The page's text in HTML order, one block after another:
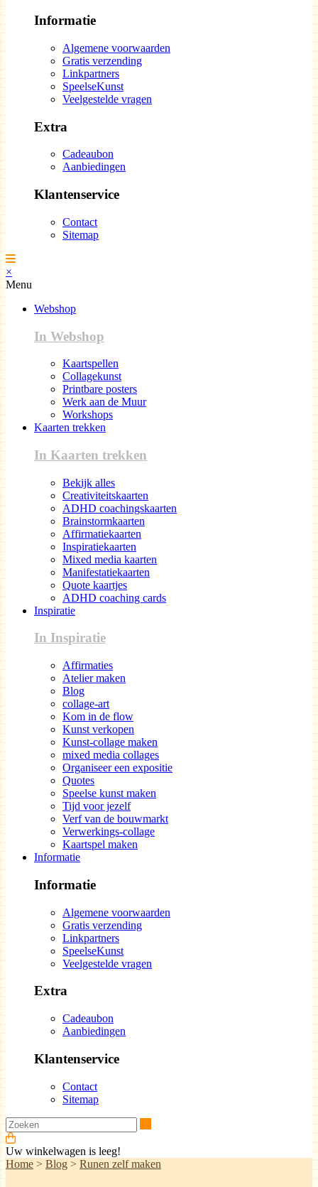
Informatie
Algemene voorwaarden
Gratis verzending
Linkpartners
SpeelseKunst
Veelgestelde vragen
Extra
Cadeaubon
Aanbiedingen
Klantenservice
Contact
Sitemap
×
Menu
Webshop
In Webshop
Kaartspellen
Collagekunst
Printbare posters
Werk aan de Muur
Workshops
Kaarten trekken
In Kaarten trekken
Bekijk alles
Creativiteitskaarten
ADHD coachingskaarten
Brainstormkaarten
Affirmatiekaarten
Inspiratiekaarten
Mixed media kaarten
Manifestatiekaarten
Quote kaartjes
ADHD coaching cards
Inspiratie
In Inspiratie
Affirmaties
Atelier maken
Blog
collage-art
Kom in de flow
Kunst verkopen
Kunst-collage maken
mixed media collages
Organiseer een expositie
Quotes
Speelse kunst maken
Tijd voor jezelf
Verf van de bouwmarkt
Verwerkings-collage
Kaartspel maken
Informatie
Informatie
Algemene voorwaarden
Gratis verzending
Linkpartners
SpeelseKunst
Veelgestelde vragen
Extra
Cadeaubon
Aanbiedingen
Klantenservice
Contact
Sitemap
Uw winkelwagen is leeg!
Home > Blog > Runen zelf maken